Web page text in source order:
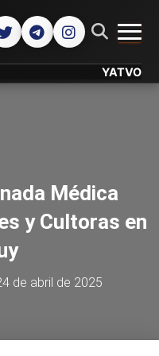
YATVO...
Médica
y Cultoras en
de abril de 2025